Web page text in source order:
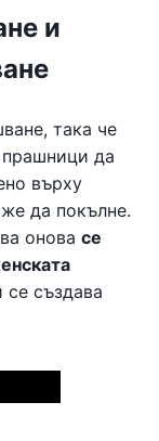
и
така че
да
върху
да покълне.
онова се
се създава